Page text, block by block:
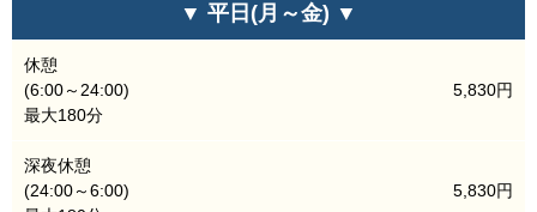
▼ 平日(月～金) ▼
休憩
(6:00～24:00)
最大180分
5,830円
深夜休憩
(24:00～6:00)
5,830円